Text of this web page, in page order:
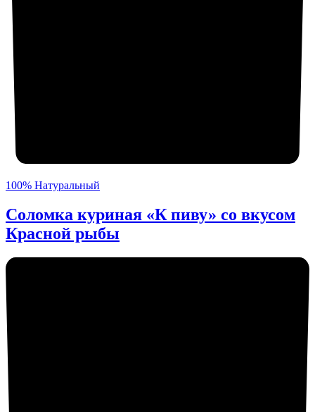
100% Натуральный
Соломка куриная «К пиву» со вкусом
Красной рыбы